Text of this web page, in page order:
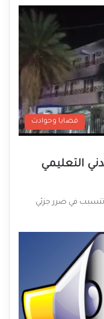
قضايا وحوادث
التعليمي
في ضرر جزئي